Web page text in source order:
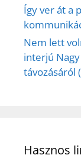
Így ver át a
Nem lett
interjú
távozásáról
Hasznos